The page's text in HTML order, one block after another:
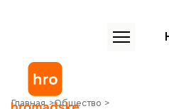
Главная Общество
Во Львове обнаружили семью